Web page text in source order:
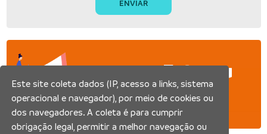
Fato ou
Fake
Este site coleta dados (IP, acesso a links, sistema
operacional e navegador), por meio de cookies ou
dos navegadores. A coleta é para cumprir
obrigação legal, permitir a melhor navegação ou